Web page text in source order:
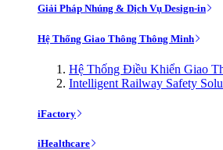
Giải Pháp Nhúng & Dịch Vụ Design-in
Hệ Thống Giao Thông Thông Minh
Hệ Thống Điều Khiển Giao
Intelligent Railway Safety
iFactory
iHealthcare